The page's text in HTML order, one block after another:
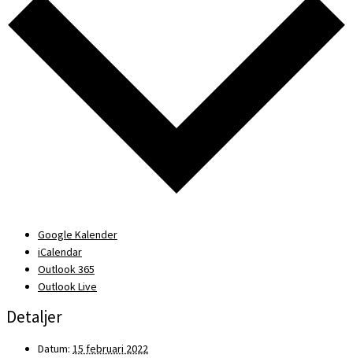
Google Kalender
iCalendar
Outlook 365
Outlook Live
Detaljer
Datum: 15 februari 2022